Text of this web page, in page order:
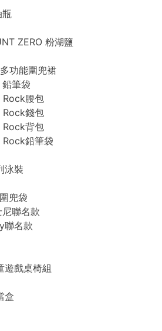
瓶
ZERO 粉湖鹽
功能圍兜裙
筆袋
腰包
錢包
背包
鉛筆袋
泳裝
兜袋
聯名款
聯名款
遊戲桌椅組
盒